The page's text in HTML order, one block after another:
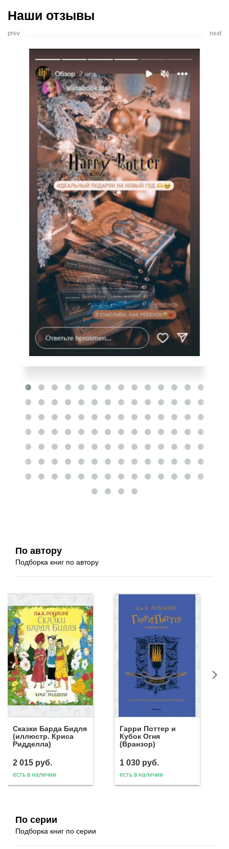
Наши отзывы
prev next
По автору
Подборка книг по автору
Сказки Барда Бидля
(иллюстр. Криса
Ридделла)
2 015 руб.
есть в наличии
Гарри Поттер и
Кубок Огня
(Вранзор)
1 030 руб.
есть в наличии
По серии
Подборка книг по серии